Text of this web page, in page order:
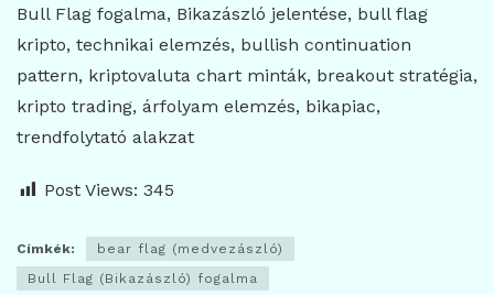
Bull Flag fogalma, Bikazászló jelentése, bull flag
kripto, technikai elemzés, bullish continuation
pattern, kriptovaluta chart minták, breakout stratégia,
kripto trading, árfolyam elemzés, bikapiac,
trendfolytató alakzat
Post Views: 345
Címkék:
bear flag (medvezászló)
Bull Flag (Bikazászló) fogalma